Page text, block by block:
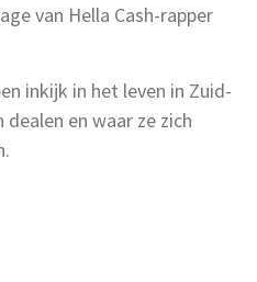
van Hella Cash-rapper
inkijk in het leven in Zuid-
en waar ze zich